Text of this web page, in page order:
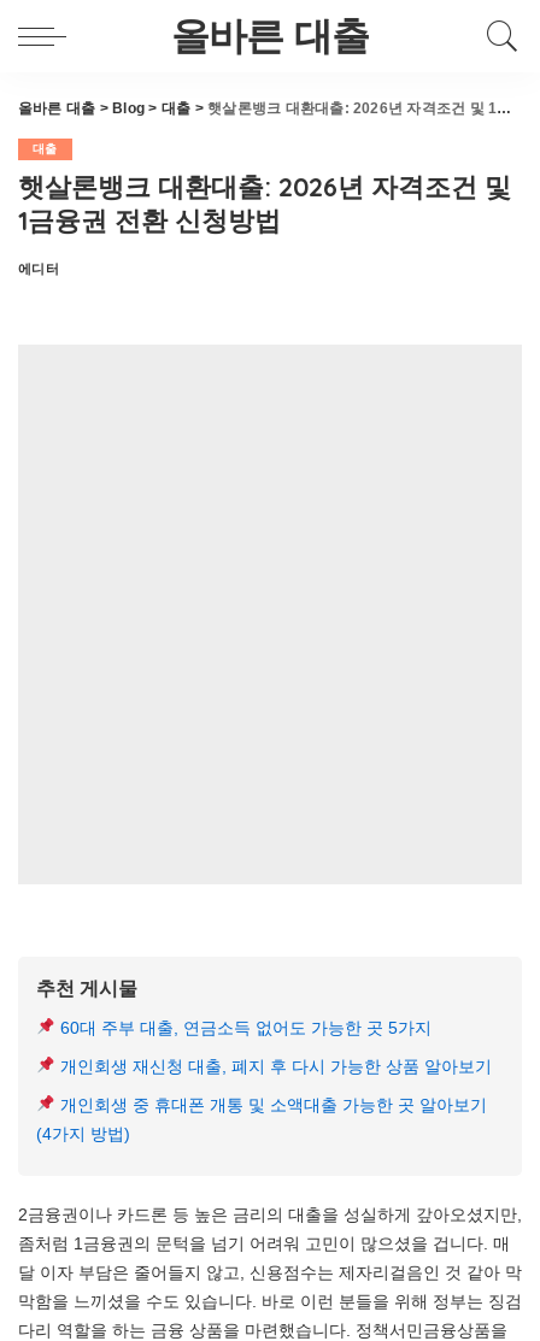
올바른 대출
올바른 대출 > Blog > 대출 >햇살론뱅크 대환대출: 2026년 자격조건 및 1금융권 전환 신청방법
대출
햇살론뱅크 대환대출: 2026년 자격조건 및
1금융권 전환 신청방법
Posted
에디터
추천 게시물
60대 주부 대출, 연금소득 없어도 가능한 곳 5가지
개인회생 재신청 대출, 폐지 후 다시 가능한 상품 알아보기
개인회생 중 휴대폰 개통 및 소액대출 가능한 곳 알아보기
(4가지 방법)
2금융권이나 카드론 등 높은 금리의 대출을 성실하게 갚아오셨지만,
좀처럼 1금융권의 문턱을 넘기 어려워 고민이 많으셨을 겁니다. 매
달 이자 부담은 줄어들지 않고, 신용점수는 제자리걸음인 것 같아 막
막함을 느끼셨을 수도 있습니다. 바로 이런 분들을 위해 정부는 징검
다리 역할을 하는 금융 상품을 마련했습니다. 정책서민금융상품을